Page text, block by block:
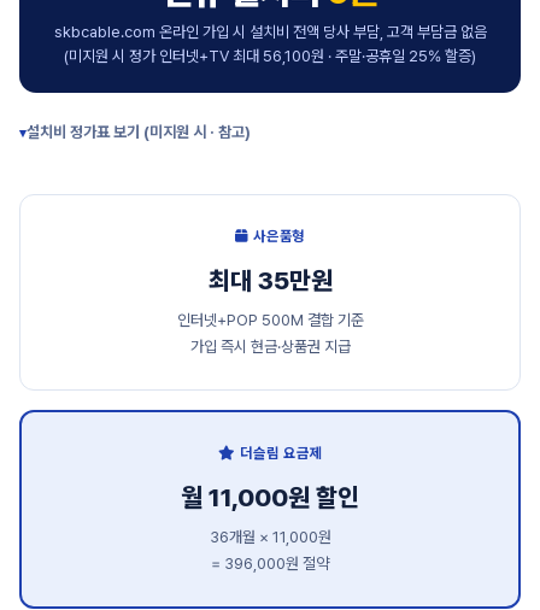
skbcable.com 온라인 가입 시 설치비 전액 당사 부담, 고객 부담금 없음
(미지원 시 정가 인터넷+TV 최대 56,100원 · 주말·공휴일 25% 할증)
설치비 정가표 보기 (미지원 시 · 참고)
사은품형
최대 35만원
인터넷+POP 500M 결합 기준
가입 즉시 현금·상품권 지급
더슬림 요금제
월 11,000원 할인
36개월 × 11,000원
= 396,000원 절약